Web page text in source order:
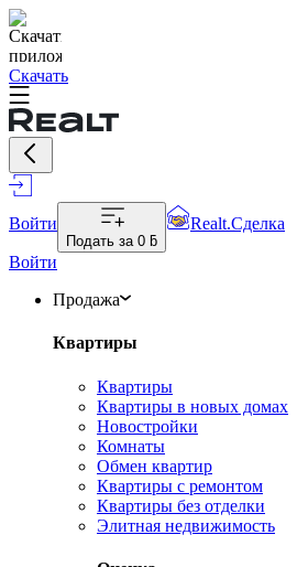
Скачать
Войти
Подать за 0 ƃ
Realt.Сделка
Войти
Продажа
Квартиры
Квартиры
Квартиры в новых домах
Новостройки
Комнаты
Обмен квартир
Квартиры с ремонтом
Квартиры без отделки
Элитная недвижимость